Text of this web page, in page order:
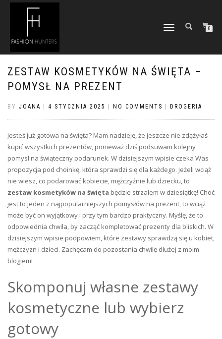
TOGGLE
0
ZESTAW KOSMETYKÓW NA ŚWIĘTA –
POMYSŁ NA PREZENT
BY JOANA 4 STYCZNIA 2025 NO COMMENTS DROGERIA
Jesteś już gotowa na święta? Mam nadzieję, że jeszcze nie zdążyłaś
kupić wszystkich prezentów, ponieważ dziś podsuwam kolejny
pomysł na świąteczny podarunek. W dzisiejszym wpisie czeka Was
propozycja pod choinkę, która sprawdzi się dla każdego. Jeżeli wciąż
nie wiesz, co podarować kobiecie, mężczyźnie lub dziecku, to
zestaw kosmetyków na święta będzie strzałem w dziesiątkę! Choć
jest to jeden z najpopularniejszych pomysłów na prezent, to wciąż
może być on wyjątkowy i przy tym bardzo praktyczny. Myślę, że to
odpowiednia chwila, by zacząć kompletować prezenty dla bliskich. W
dzisiejszym wpisie podpowiem, które zestawy sprawdzą się u kobiet,
mężczyzn i dzieci. Zachęcam do pozostania chwilę dłużej z moim
blogiem!
Skomponuj własne zestawy
kosmetyczne lub wybierz
gotowy